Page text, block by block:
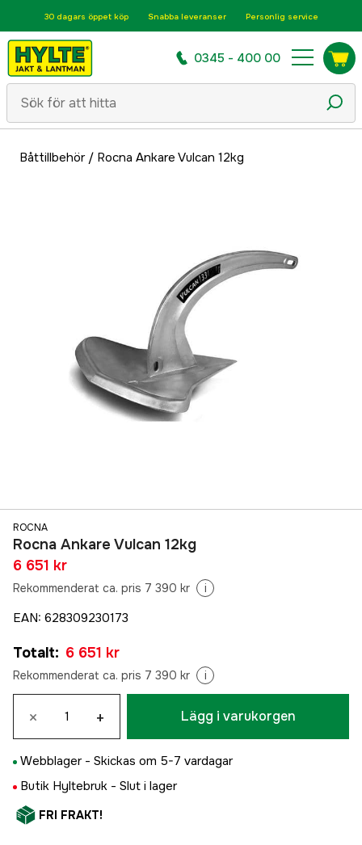
30 dagars öppet köp Snabba leveranser Personlig service
0345 - 400 00
Båttillbehör/ Rocna Ankare Vulcan 12kg
ROCNA
Rocna Ankare Vulcan 12kg
6 651 kr
Rekommenderat ca. pris 7 390 kr i
EAN: 628309230173
Totalt: 6 651 kr
Rekommenderat ca. pris 7 390 kr i
× + Lägg i varukorgen
Webblager - Skickas om 5-7 vardagar
Butik Hyltebruk - Slut i lager
FRI FRAKT!